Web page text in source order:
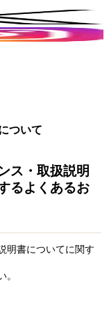
ついて
ス・取扱説明
るよくあるお
明書についてに関す